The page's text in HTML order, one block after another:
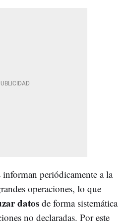
periódicamente a la
operaciones, lo que
datos de forma sistemática
no declaradas. Por este